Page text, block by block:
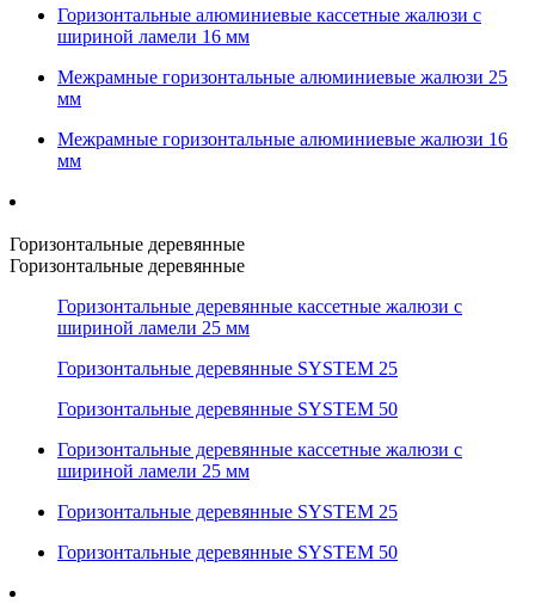
Горизонтальные алюминиевые кассетные жалюзи с
шириной ламели 16 мм
Межрамные горизонтальные алюминиевые жалюзи 25
мм
Межрамные горизонтальные алюминиевые жалюзи 16
мм
Горизонтальные деревянные
Горизонтальные деревянные
Горизонтальные деревянные кассетные жалюзи с
шириной ламели 25 мм
Горизонтальные деревянные SYSTEM 25
Горизонтальные деревянные SYSTEM 50
Горизонтальные деревянные кассетные жалюзи с
шириной ламели 25 мм
Горизонтальные деревянные SYSTEM 25
Горизонтальные деревянные SYSTEM 50